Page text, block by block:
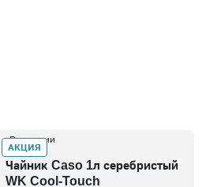
АКЦИЯ
В наличии
Чайник Caso 1л серебристый
WK Cool-Touch